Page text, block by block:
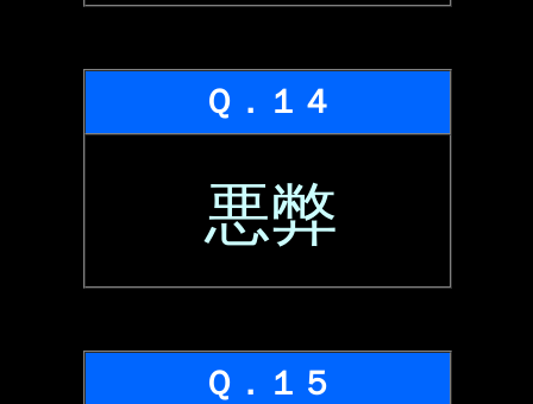
Ｑ．１４
悪弊
Ｑ．１５